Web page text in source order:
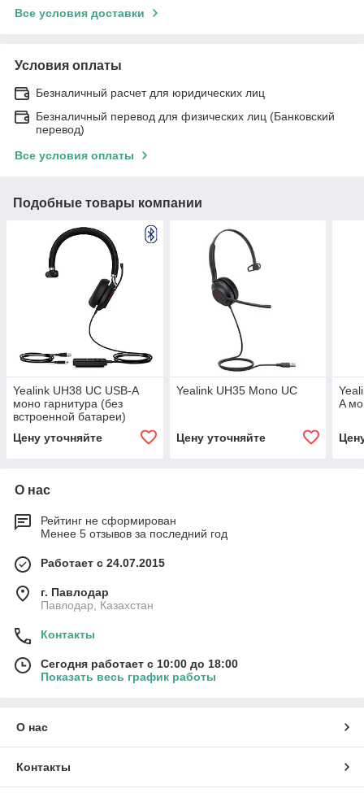
Все условия доставки
Условия оплаты
Безналичный расчет для юридических лиц
Безналичный перевод для физических лиц (Банковский
перевод)
Все условия оплаты
Подобные товары компании
Yealink UH38 UC USB-A
моно гарнитура (без
встроенной батареи)
Цену уточняйте
Yealink UH35 Mono UC
Цену уточняйте
A
О нас
Рейтинг не сформирован
Менее 5 отзывов за последний год
Работает с 24.07.2015
г. Павлодар
Павлодар, Казахстан
Контакты
Сегодня работает с 10:00 до 18:00
Показать весь график работы
О нас
Контакты